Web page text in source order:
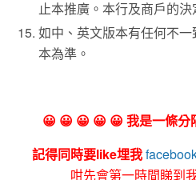
止本推廣。本行及商戶的決
如中、英文版本有任何不
本為準。
😀 😀 😀 😀 😀 我是一條
記得同時要like埋我
咁先會第一時間睇到